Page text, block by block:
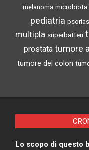
melanoma microbiota
pediatria
multipla superbatteri
prostata tumore
tumore del colon
Lo scopo di questo